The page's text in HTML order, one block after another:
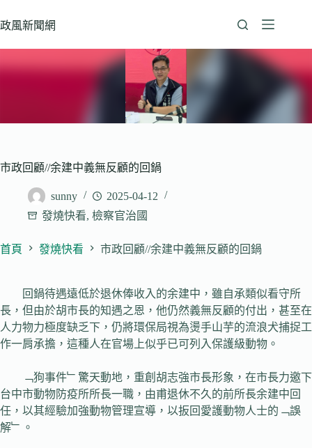
至
政風新聞網
市政回顧//余建中義無反顧的回鍋
sunny
2025-04-12
發燒快看, 檢察官治國
首頁 發燒快看 市政回顧//余建中義無反顧的回鍋
回鍋待遇遠低於退休俸收入的余建中，雖自承類似看守所
長，但由於胡市長的知遇之恩，他仍然義無反顧的付出，甚至在
人力物力極度缺乏下，仍將環保局視為燙手山芋的流浪犬捕捉工
作一肩承擔，這種人在官場上似乎已可列入保護級動物。
﹁狗事件﹂驚天動地，重創胡志強市長形象，在市長力邀下
台中市動物防疫所所長一職，由甫退休不久的前所長余建中回
任，以其經驗加強動物管理宣導，以扳回愛護動物人士的﹁誤
解﹂。